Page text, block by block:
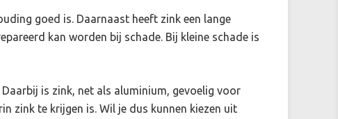
goed is. Daarnaast heeft zink een lange
kan worden bij schade. Bij kleine schade is
is zink, net als aluminium, gevoelig voor
zink te krijgen is. Wil je dus kunnen kiezen uit